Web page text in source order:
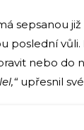
sepsanou
poslední vůli.
nebo do
upřesnil